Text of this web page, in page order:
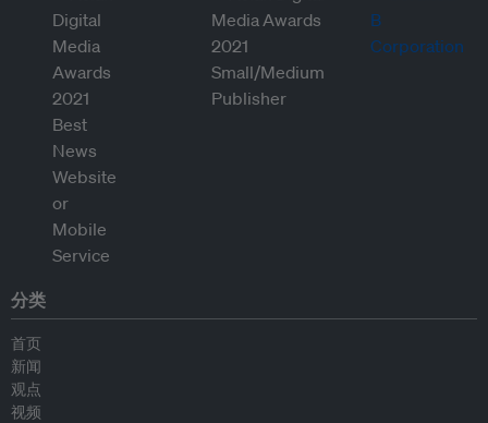
分类
首页
新闻
观点
视频